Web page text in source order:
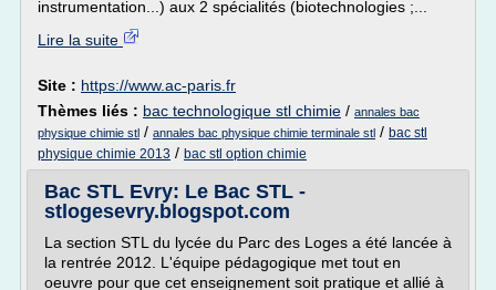
instrumentation...) aux 2 spécialités (biotechnologies ;...
Lire la suite
Site : https://www.ac-paris.fr
Thèmes liés : bac technologique stl chimie / annales bac
physique chimie stl / annales bac physique chimie terminale stl / bac stl
physique chimie 2013 / bac stl option chimie
Bac STL Evry: Le Bac STL -
stlogesevry.blogspot.com
La section STL du lycée du Parc des Loges a été lancée à
la rentrée 2012. L'équipe pédagogique met tout en
oeuvre pour que cet enseignement soit pratique et allié à